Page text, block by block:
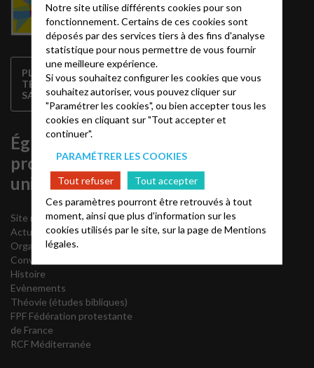
PLAN D'ACCÈS AU
TEMPLE DE
SANARY
Paroisse de Hyères
Paroisse de Toulon
Consistoire de la côte
Église
protestante
unie de France
Site national EPUdF
Actualités
Organisation
Convictions
Histoire
Evènements
Théovie (études bibliques)
FPF Fédération protestante
de France
RCF Méditerranée
Notre site utilise différents cookies pour son
fonctionnement. Certains de ces cookies sont
déposés par des services tiers à des fins d'analyse
statistique pour nous permettre de vous fournir
une meilleure expérience.
Si vous souhaitez configurer les cookies que vous
souhaitez autoriser, vous pouvez cliquer sur
"Paramétrer les cookies", ou bien accepter tous les
cookies en cliquant sur "Tout accepter et
continuer".
PARAMÉTRER LES COOKIES
Tout refuser
Tout accepter
Ces paramètres pourront être retrouvés à tout
moment, ainsi que plus d'information sur les
cookies utilisés par le site, sur la page deMentions
légales.